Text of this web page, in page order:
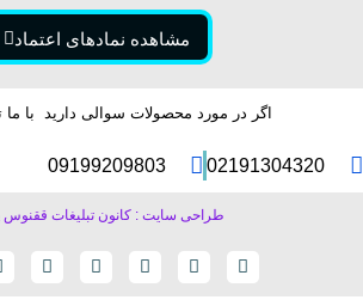
مشاهده نمادهای اعتماد
اگر در مورد محصولات سوالی دارید با ما
02191304320
09199209803
طراحی سایت : کانون تبلیغات